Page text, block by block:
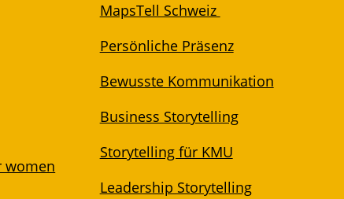
women
MapsTell Schweiz
Persönliche Präsenz
Bewusste Kommunikation
Business Storytelling
Storytelling für KMU
Leadership Storytelling